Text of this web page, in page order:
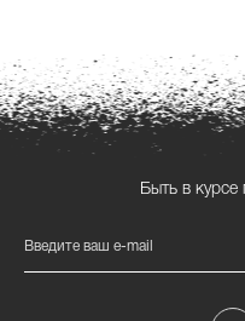
Быть в курсе
Введите ваш e-mail